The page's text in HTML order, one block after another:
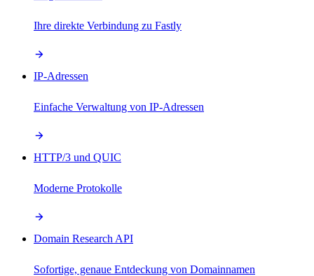
Ihre direkte Verbindung zu Fastly
IP-Adressen
Einfache Verwaltung von IP-Adressen
HTTP/3 und QUIC
Moderne Protokolle
Domain Research API
Sofortige, genaue Entdeckung von Domainnamen